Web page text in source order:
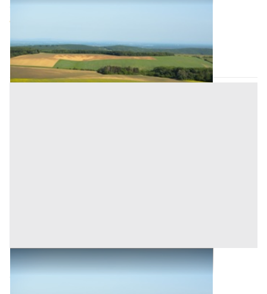
35.972 €
Codice asta:AV353546
Asta chiusa
Terreni all'asta a Novara